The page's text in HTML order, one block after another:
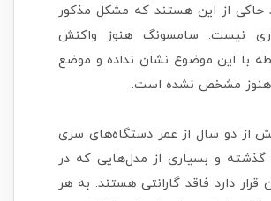
حاکی از این هستند که مشکل مذکور
نیست. سامسونگ هنوز واکنش
با این موضوع نشان نداده و موضع
هنوز مشخص نشده است.
از دو سال از عمر دستگاه‌های سری
Galaxy S20 گذشته و بسیاری از مدل‌هایی که در
قرار دارد فاقد گارانتی هستند. به هر